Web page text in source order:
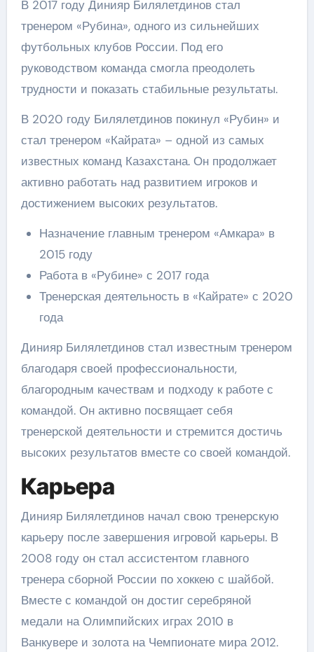
В 2017 году Динияр Билялетдинов стал
тренером «Рубина», одного из сильнейших
футбольных клубов России. Под его
руководством команда смогла преодолеть
трудности и показать стабильные результаты.
В 2020 году Билялетдинов покинул «Рубин» и
стал тренером «Кайрата» – одной из самых
известных команд Казахстана. Он продолжает
активно работать над развитием игроков и
достижением высоких результатов.
Назначение главным тренером «Амкара» в
2015 году
Работа в «Рубине» с 2017 года
Тренерская деятельность в «Кайрате» с 2020
года
Динияр Билялетдинов стал известным тренером
благодаря своей профессиональности,
благородным качествам и подходу к работе с
командой. Он активно посвящает себя
тренерской деятельности и стремится достичь
высоких результатов вместе со своей командой.
Карьера
Динияр Билялетдинов начал свою тренерскую
карьеру после завершения игровой карьеры. В
2008 году он стал ассистентом главного
тренера сборной России по хоккею с шайбой.
Вместе с командой он достиг серебряной
медали на Олимпийских играх 2010 в
Ванкувере и золота на Чемпионате мира 2012.